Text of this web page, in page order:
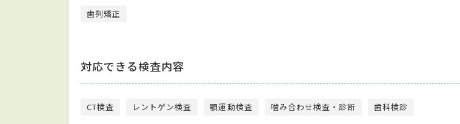
歯列矯正
対応できる検査内容
CT検査 レントゲン検査 顎運動検査 噛み合わせ検査・診断 歯科検診